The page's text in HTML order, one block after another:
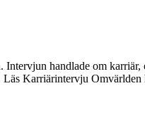
handlade om
Karriärintervju Omvärlden